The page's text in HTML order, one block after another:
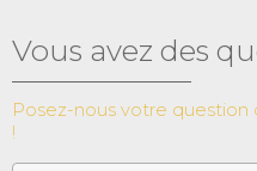
Vous avez des
Posez-nous votre
!